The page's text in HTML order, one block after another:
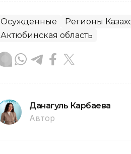
Осужденные Регионы
Актюбинская область
Данагуль Карбаева
Автор